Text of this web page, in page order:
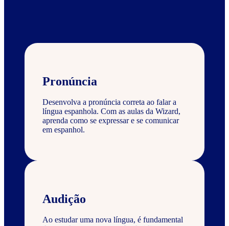
Pronúncia
Desenvolva a pronúncia correta ao falar a
língua espanhola. Com as aulas da Wizard,
aprenda como se expressar e se comunicar
em espanhol.
Audição
Ao estudar uma nova língua, é fundamental